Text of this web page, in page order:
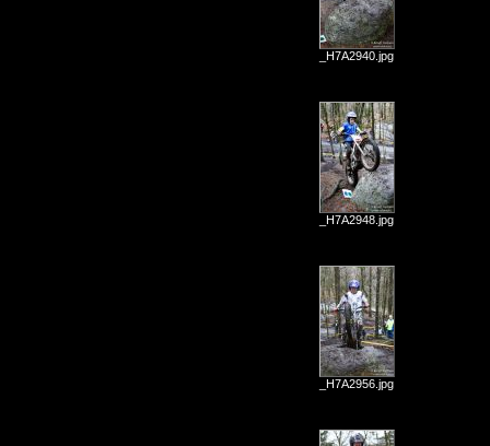
_H7A2940.jpg
_H7A2948.jpg
_H7A2956.jpg